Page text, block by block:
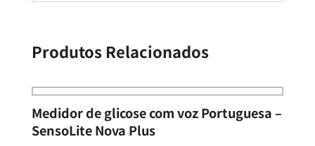
Produtos Relacionados
Medidor de glicose com voz Portuguesa –
SensoLite Nova Plus